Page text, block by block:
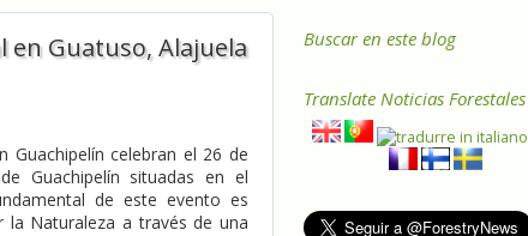
en Guatuso, Alajuela
Guachipelín celebran el 26 de
Guachipelín situadas en el
de este evento es
la Naturaleza a través de una
Buscar en este blog
Translate Noticias Forestales